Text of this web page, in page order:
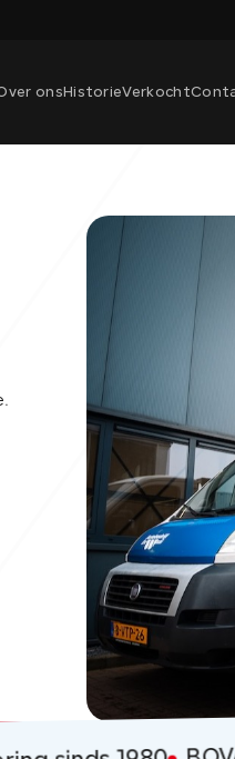
ons HistorieVerkocht